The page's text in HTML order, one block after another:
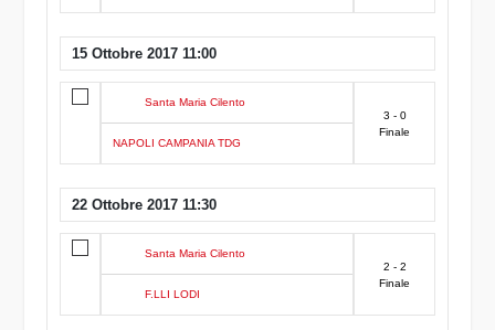
15 Ottobre 2017 11:00
Santa Maria Cilento
NAPOLI CAMPANIA TDG
3 - 0
Finale
22 Ottobre 2017 11:30
Santa Maria Cilento
F.LLI LODI
2 - 2
Finale